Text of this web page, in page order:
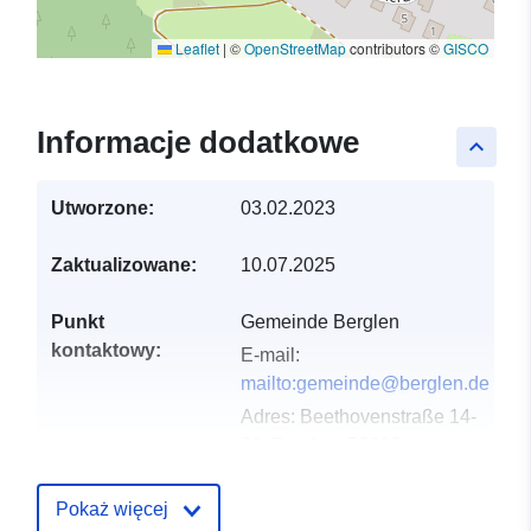
Leaflet | ©OpenStreetMapcontributors ©GISCO
keyboard_arrow_up
Informacje dodatkowe
Utworzone: 03.02.2023
Zaktualizowane: 10.07.2025
Punkt
kontaktowy:
Gemeinde Berglen
E-mail:
mailto:gemeinde@berglen.de
Adres: Beethovenstraße 14-
Pokaż więcej